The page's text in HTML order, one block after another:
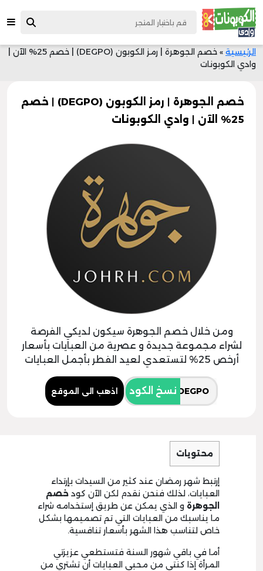
الرئيسية »
خصم الجوهرة | رمز الكوبون (DEGPO) | خصم 25% الآن |
وادي الكوبونات
خصم الجوهرة | رمز الكوبون (DEGPO) | خصم
25% الآن | وادي الكوبونات
ومن خلال خصم الجوهرة سيكون لديكي الفرصة
لشراء مجموعة جديدة و عصرية من العبايات بأسعار
أرخص 25% لتستعدي لعيد الفطر بأجمل العبايات
نسخ الكود اذهب الى الموقع
محتويات
إرتبط شهر رمضان عند كثير من السيدات بإرتداء
العبايات، لذلك فنحن نقدم لكن الآن كود خصم
الجوهرة و الذي يمكن عن طريق إستخدامه شراء
ما يناسبك من العبايات التي تم تصميمها بشكل
خاص لتناسب هذا الشهر بأسعار تنافسية.
أما في باقي شهور السنة فتستطعي عزيزتي
المرأة إذا كنتي من محبي العبايات أن تشتري من